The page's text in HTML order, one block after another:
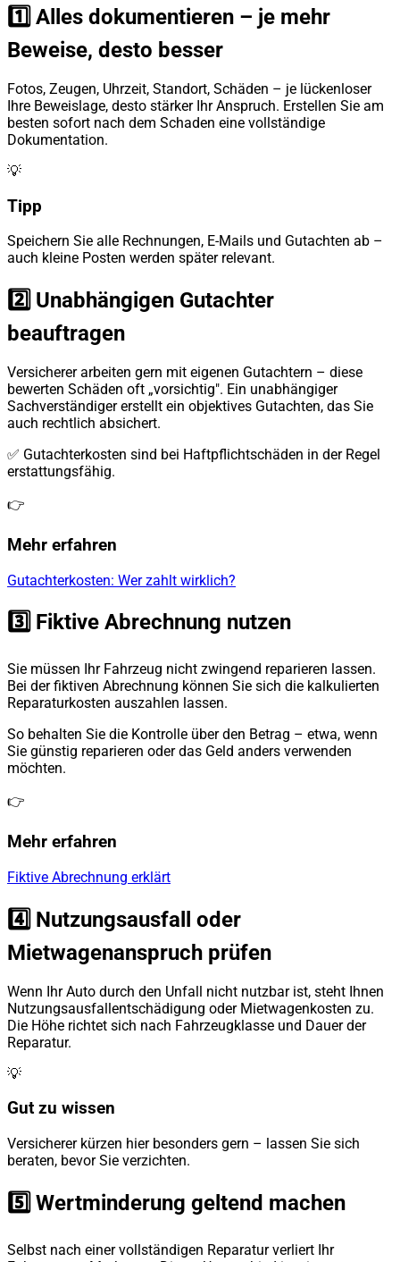
1️⃣ Alles dokumentieren – je mehr
Beweise, desto besser
Fotos, Zeugen, Uhrzeit, Standort, Schäden – je lückenloser
Ihre Beweislage, desto stärker Ihr Anspruch. Erstellen Sie am
besten sofort nach dem Schaden eine vollständige
Dokumentation.
💡
Tipp
Speichern Sie alle Rechnungen, E-Mails und Gutachten ab –
auch kleine Posten werden später relevant.
2️⃣ Unabhängigen Gutachter
beauftragen
Versicherer arbeiten gern mit eigenen Gutachtern – diese
bewerten Schäden oft „vorsichtig". Ein unabhängiger
Sachverständiger erstellt ein objektives Gutachten, das Sie
auch rechtlich absichert.
✅ Gutachterkosten sind bei Haftpflichtschäden in der Regel
erstattungsfähig.
👉
Mehr erfahren
Gutachterkosten: Wer zahlt wirklich?
3️⃣ Fiktive Abrechnung nutzen
Sie müssen Ihr Fahrzeug nicht zwingend reparieren lassen.
Bei der fiktiven Abrechnung können Sie sich die kalkulierten
Reparaturkosten auszahlen lassen.
So behalten Sie die Kontrolle über den Betrag – etwa, wenn
Sie günstig reparieren oder das Geld anders verwenden
möchten.
👉
Mehr erfahren
Fiktive Abrechnung erklärt
4️⃣ Nutzungsausfall oder
Mietwagenanspruch prüfen
Wenn Ihr Auto durch den Unfall nicht nutzbar ist, steht Ihnen
Nutzungsausfallentschädigung oder Mietwagenkosten zu.
Die Höhe richtet sich nach Fahrzeugklasse und Dauer der
Reparatur.
💡
Gut zu wissen
Versicherer kürzen hier besonders gern – lassen Sie sich
beraten, bevor Sie verzichten.
5️⃣ Wertminderung geltend machen
Selbst nach einer vollständigen Reparatur verliert Ihr